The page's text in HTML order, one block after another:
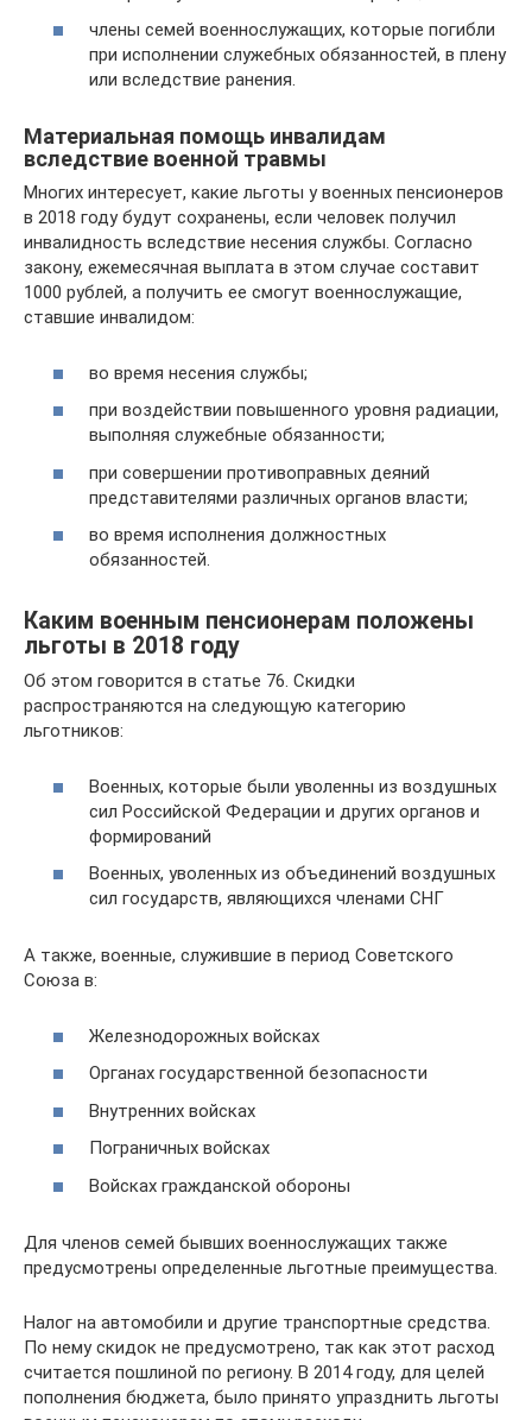
члены семей военнослужащих, которые погибли
при исполнении служебных обязанностей, в плену
или вследствие ранения.
Материальная помощь инвалидам
вследствие военной травмы
Многих интересует, какие льготы у военных пенсионеров
в 2018 году будут сохранены, если человек получил
инвалидность вследствие несения службы. Согласно
закону, ежемесячная выплата в этом случае составит
1000 рублей, а получить ее смогут военнослужащие,
ставшие инвалидом:
во время несения службы;
при воздействии повышенного уровня радиации,
выполняя служебные обязанности;
при совершении противоправных деяний
представителями различных органов власти;
во время исполнения должностных
обязанностей.
Каким военным пенсионерам положены
льготы в 2018 году
Об этом говорится в статье 76. Скидки
распространяются на следующую категорию
льготников:
Военных, которые были уволенны из воздушных
сил Российской Федерации и других органов и
формирований
Военных, уволенных из объединений воздушных
сил государств, являющихся членами СНГ
А также, военные, служившие в период Советского
Союза в:
Железнодорожных войсках
Органах государственной безопасности
Внутренних войсках
Пограничных войсках
Войсках гражданской обороны
Для членов семей бывших военнослужащих также
предусмотрены определенные льготные преимущества.
Налог на автомобили и другие транспортные средства.
По нему скидок не предусмотрено, так как этот расход
считается пошлиной по региону. В 2014 году, для целей
пополнения бюджета, было принято упразднить льготы